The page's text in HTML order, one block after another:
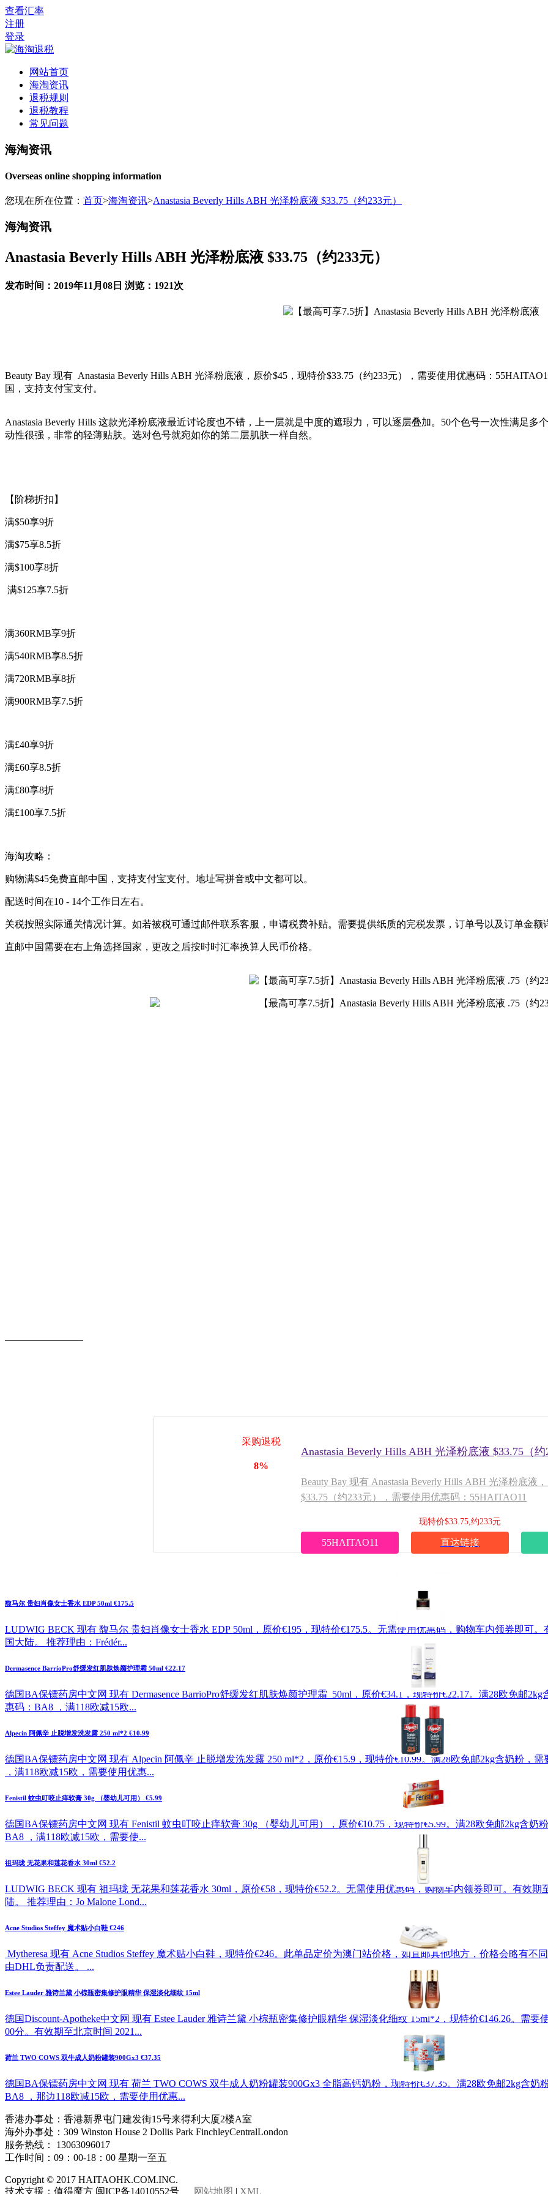
查看汇率
注册
登录
网站首页
海淘资讯
退税规则
退税教程
常见问题
海淘资讯
Overseas online shopping information
您现在所在位置： 首页>海淘资讯>Anastasia Beverly Hills ABH 光泽粉底液 $33.75（约233元）
海淘资讯
Anastasia Beverly Hills ABH 光泽粉底液 $33.75（约233元）
发布时间：2019年11月08日 浏览：1921次
Beauty Bay 现有 Anastasia Beverly Hills ABH 光泽粉底液，原价$45，现特价$33.75（约233元），需要使用优惠码：
国，支持支付宝支付。
Anastasia Beverly Hills 这款光泽粉底液最近讨论度也不错，上一层就是中度的遮瑕力，可以逐层叠加。50个色号一次性满足
动性很强，非常的轻薄贴肤。选对色号就宛如你的第二层肌肤一样自然。
【阶梯折扣】
满$50享9折
满$75享8.5折
满$100享8折
满$125享7.5折
满360RMB享9折
满540RMB享8.5折
满720RMB享8折
满900RMB享7.5折
满£40享9折
满£60享8.5折
满£80享8折
满£100享7.5折
海淘攻略：
购物满$45免费直邮中国，支持支付宝支付。地址写拼音或中文都可以。
配送时间在10 - 14个工作日左右。
关税按照实际通关情况计算。如若被税可通过邮件联系客服，申请税费补贴。需要提供纸质的完税发票，订单号以及订单金额
直邮中国需要在右上角选择国家，更改之后按时时汇率换算人民币价格。
————————
采购退税
8%
Anastasia Beverly Hills ABH 光泽粉底液 $33.75（
Beauty Bay 现有 Anastasia Beverly Hills ABH 光泽粉底液
$33.75（约233元），需要使用优惠码：55HAITAO11
55HAITAO11
现特价$33.75,约233元
直达链接
馥马尔 贵妇肖像女士香水 EDP 50ml €175.5
LUDWIG BECK 现有 馥马尔 贵妇肖像女士香水 EDP 50ml，原价€195，现特价€175.5。无需使用优惠码，购物车内领券即可
国大陆。 推荐理由：Frédér...
Dermasence BarrioPro舒缓发红肌肤焕颜护理霜 50ml €22.17
德国BA保镖药房中文网 现有 Dermasence BarrioPro舒缓发红肌肤焕颜护理霜 50ml，原价€34.1，现特价€22.17。满28欧免邮
惠码：BA8 ，满118欧减15欧...
Alpecin 阿佩辛 止脱增发洗发露 250 ml*2 €10.99
德国BA保镖药房中文网 现有 Alpecin 阿佩辛 止脱增发洗发露 250 ml*2，原价€15.9，现特价€10.99。满28欧免邮2kg含奶粉，
，满118欧减15欧，需要使用优惠...
Fenistil 蚊虫叮咬止痒软膏 30g （婴幼儿可用） €5.99
德国BA保镖药房中文网 现有 Fenistil 蚊虫叮咬止痒软膏 30g （婴幼儿可用），原价€10.75，现特价€5.99。满28欧免邮2kg含
BA8 ，满118欧减15欧，需要使...
祖玛珑 无花果和莲花香水 30ml €52.2
LUDWIG BECK 现有 祖玛珑 无花果和莲花香水 30ml，原价€58，现特价€52.2。无需使用优惠码，购物车内领券即可。有效期
陆。 推荐理由：Jo Malone Lond...
Acne Studios Steffey 魔术贴小白鞋 €246
Mytheresa 现有 Acne Studios Steffey 魔术贴小白鞋，现特价€246。此单品定价为澳门站价格，如直邮其他地方，价格会略有
由DHL负责配送。 ...
Estee Lauder 雅诗兰黛 小棕瓶密集修护眼精华 保湿淡化细纹 15ml
德国Discount-Apotheke中文网 现有 Estee Lauder 雅诗兰黛 小棕瓶密集修护眼精华 保湿淡化细纹 15ml*2，现特价€146.26。需
00分。有效期至北京时间 2021...
荷兰 TWO COWS 双牛成人奶粉罐装900Gx3 €37.35
德国BA保镖药房中文网 现有 荷兰 TWO COWS 双牛成人奶粉罐装900Gx3 全脂高钙奶粉，现特价€37.35。满28欧免邮2kg含
BA8 ，那边118欧减15欧，需要使用优惠...
香港办事处：香港新界屯门建发街15号来得利大厦2楼A室
海外办事处：309 Winston House 2 Dollis Park FinchleyCentralLondon
服务热线： 13063096017
工作时间：09：00-18：00 星期一至五
Copyright © 2017 HAITAOHK.COM.INC.
技术支援：值得魔方 闽ICP备14010552号
网站地图 | XML